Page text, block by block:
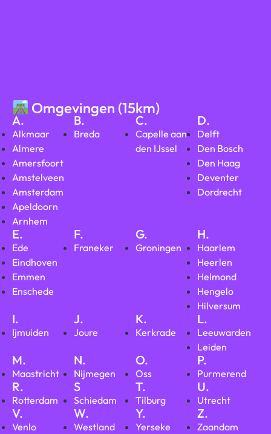
Omgevingen (15km)
A.
Alkmaar
Almere
Amersfoort
Amstelveen
Amsterdam
Apeldoorn
Arnhem
B.
Breda
C.
Capelle aan
den IJssel
D.
Delft
Den Bosch
Den Haag
Deventer
Dordrecht
E.
Ede
Eindhoven
Emmen
Enschede
F.
Franeker
G.
Groningen
H.
Haarlem
Heerlen
Helmond
Hengelo
Hilversum
I.
Ijmuiden
J.
Joure
K.
Kerkrade
L.
Leeuwarden
Leiden
M.
Maastricht
N.
Nijmegen
O.
Oss
P.
Purmerend
R.
Rotterdam
S
Schiedam
T.
Tilburg
U.
Utrecht
V.
Venlo
W.
Westland
Y.
Yerseke
Z.
Zaandam